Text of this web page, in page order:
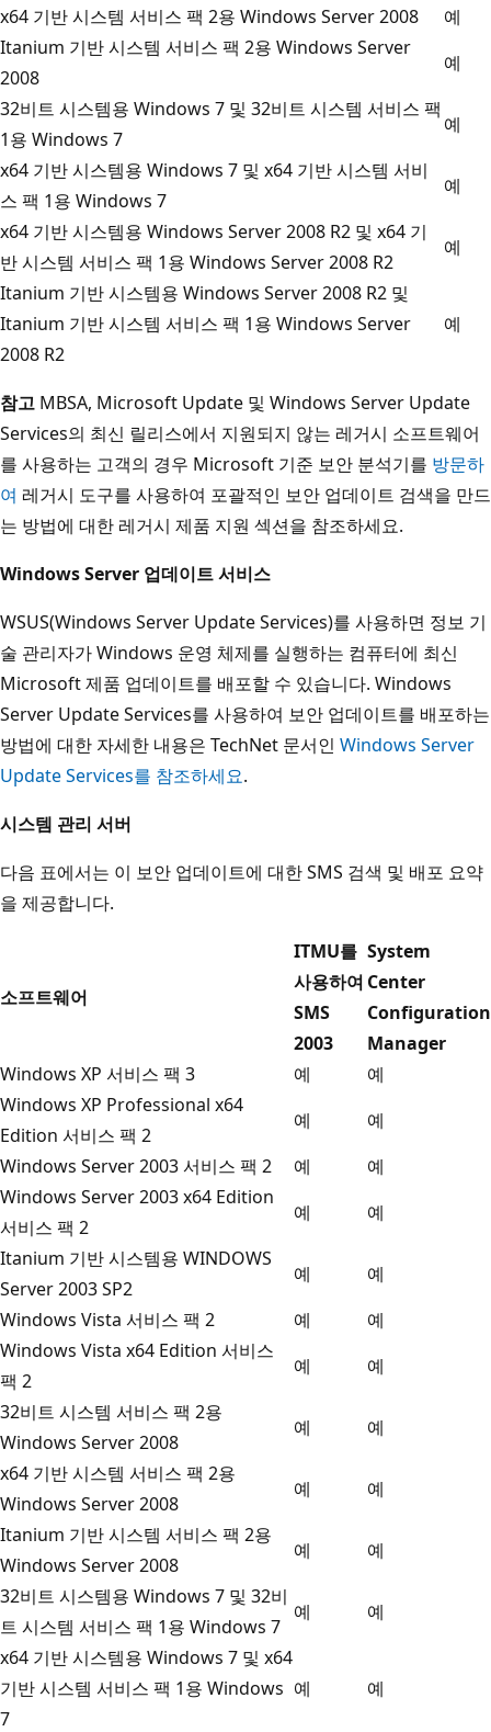
x64 기반 시스템 서비스 팩 2용 Windows Server 2008
예
Itanium 기반 시스템 서비스 팩 2용 Windows Server
2008
예
32비트 시스템용 Windows 7 및 32비트 시스템 서비스 팩
1용 Windows 7
예
x64 기반 시스템용 Windows 7 및 x64 기반 시스템 서비
스 팩 1용 Windows 7
예
x64 기반 시스템용 Windows Server 2008 R2 및 x64 기
반 시스템 서비스 팩 1용 Windows Server 2008 R2
예
Itanium 기반 시스템용 Windows Server 2008 R2 및
Itanium 기반 시스템 서비스 팩 1용 Windows Server
2008 R2
예
참고 MBSA, Microsoft Update 및 Windows Server Update
Services의 최신 릴리스에서 지원되지 않는 레거시 소프트웨어
를 사용하는 고객의 경우 Microsoft 기준 보안 분석기를 방문하
여 레거시 도구를 사용하여 포괄적인 보안 업데이트 검색을 만드
는 방법에 대한 레거시 제품 지원 섹션을 참조하세요.
Windows Server 업데이트 서비스
WSUS(Windows Server Update Services)를 사용하면 정보 기
술 관리자가 Windows 운영 체제를 실행하는 컴퓨터에 최신
Microsoft 제품 업데이트를 배포할 수 있습니다. Windows
Server Update Services를 사용하여 보안 업데이트를 배포하는
방법에 대한 자세한 내용은 TechNet 문서인 Windows Server
Update Services를 참조하세요.
시스템 관리 서버
다음 표에서는 이 보안 업데이트에 대한 SMS 검색 및 배포 요약
을 제공합니다.
소프트웨어
ITMU를
사용하여
SMS
2003
System
Center
Configuration
Manager
Windows XP 서비스 팩 3
예
예
Windows XP Professional x64
Edition 서비스 팩 2
예
예
Windows Server 2003 서비스 팩 2
예
예
Windows Server 2003 x64 Edition
서비스 팩 2
예
예
Itanium 기반 시스템용 WINDOWS
Server 2003 SP2
예
예
Windows Vista 서비스 팩 2
예
예
Windows Vista x64 Edition 서비스
팩 2
예
예
32비트 시스템 서비스 팩 2용
Windows Server 2008
예
예
x64 기반 시스템 서비스 팩 2용
Windows Server 2008
예
예
Itanium 기반 시스템 서비스 팩 2용
Windows Server 2008
예
예
32비트 시스템용 Windows 7 및 32비
트 시스템 서비스 팩 1용 Windows 7
예
예
x64 기반 시스템용 Windows 7 및 x64
기반 시스템 서비스 팩 1용 Windows
7
예 예